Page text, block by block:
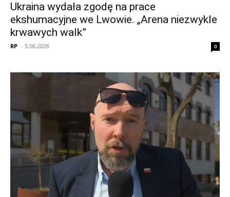
Ukraina wydała zgodę na prace
ekshumacyjne we Lwowie. „Arena niezwykle
krwawych walk”
RP - 5.06.2026 0